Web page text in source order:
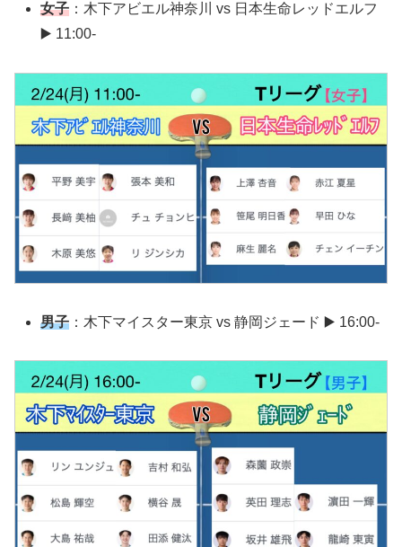
女子 ：木下アビエル神奈川 vs 日本生命レッドエルフ
▶️ 11:00-
男子 ：木下マイスター東京 vs 静岡ジェード ▶️ 16:00-